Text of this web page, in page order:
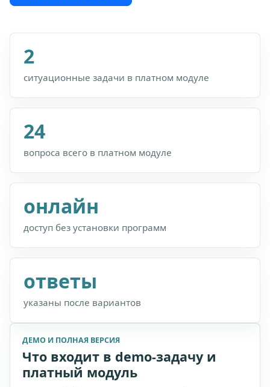
2
ситуационные задачи в платном модуле
24
вопроса всего в платном модуле
онлайн
доступ без установки программ
ответы
указаны после вариантов
ДЕМО И ПОЛНАЯ ВЕРСИЯ
Что входит в demo-задачу и
платный модуль